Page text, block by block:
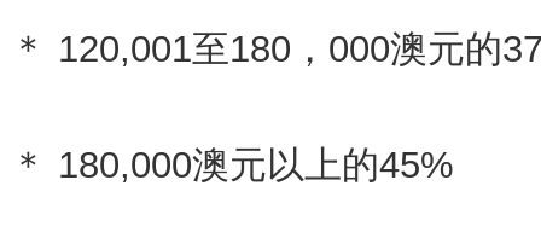
＊ 120,001至180，000澳元的
＊ 180,000澳元以上的45%